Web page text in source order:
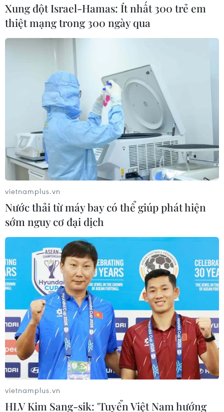
Hàn Quốc đề ra các nhiệm vụ chính sách
ngoại giao và an ninh năm 2023
11/01/2023 10:32
Ngày 11/1, Bộ Ngoại giao và Bộ Quốc phòng Hàn Quốc
đã gửi Tổng thống Yoon Suk-yeol báo cáo tóm tắt các
nhiệm vụ chính sách trong lĩnh vực ngoại giao và an
ninh năm 2023.
Xung đột Israel-Hamas: Ít nhất 300 trẻ em
thiệt mạng trong 300 ngày qua
vietnamplus.vn
Nước thải từ máy bay có thể giúp phát hiện
sớm nguy cơ đại dịch
vietnamplus.vn
HLV Kim Sang-sik: 'Tuyển Việt Nam hướng